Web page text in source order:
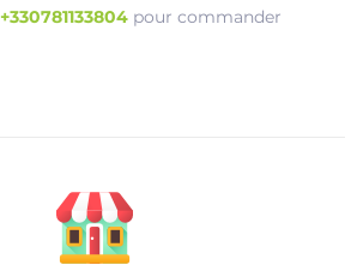
+330781133804 pour commander